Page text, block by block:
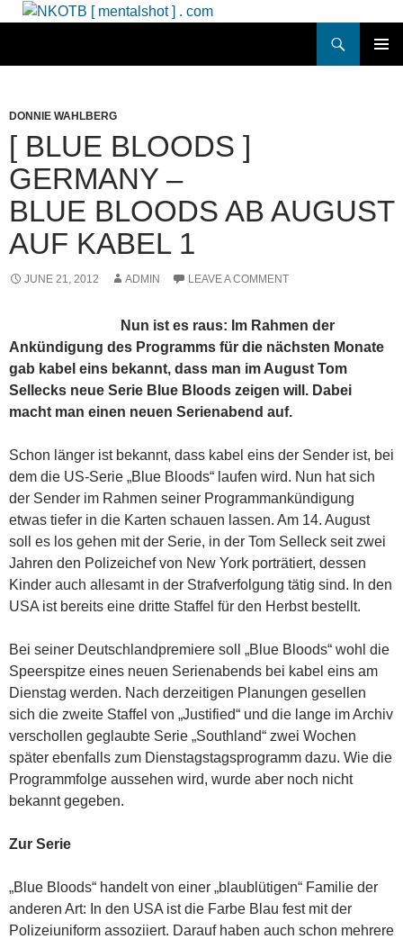
Skip
DONNIE WAHLBERG
[ BLUE BLOODS ]
GERMANY –
BLUE BLOODS AB AUGUST
AUF KABEL 1
JUNE 21, 2012 ADMIN LEAVE A COMMENT
Nun ist es raus: Im Rahmen der
Ankündigung des Programms für die nächsten Monate
gab kabel eins bekannt, dass man im August Tom
Sellecks neue Serie Blue Bloods zeigen will. Dabei
macht man einen neuen Serienabend auf.
Schon länger ist bekannt, dass kabel eins der Sender ist, bei
dem die US-Serie „Blue Bloods“ laufen wird. Nun hat sich
der Sender im Rahmen seiner Programmankündigung
etwas tiefer in die Karten schauen lassen. Am 14. August
soll es los gehen mit der Serie, in der Tom Selleck seit zwei
Jahren den Polizeichef von New York porträtiert, dessen
Kinder auch allesamt in der Strafverfolgung tätig sind. In den
USA ist bereits eine dritte Staffel für den Herbst bestellt.
Bei seiner Deutschlandpremiere soll „Blue Bloods“ wohl die
Speerspitze eines neuen Serienabends bei kabel eins am
Dienstag werden. Nach derzeitigen Planungen gesellen
sich die zweite Staffel von „Justified“ und die lange im Archiv
verschollen geglaubte Serie „Southland“ zwei Wochen
später ebenfalls zum Dienstagstagsprogramm dazu. Wie die
Programmfolge aussehen wird, wurde aber noch nicht
bekannt gegeben.
Zur Serie
„Blue Bloods“ handelt von einer „blaublütigen“ Familie der
anderen Art: In den USA ist die Farbe Blau fest mit der
Polizeiuniform assoziiert. Darauf haben auch schon mehrere